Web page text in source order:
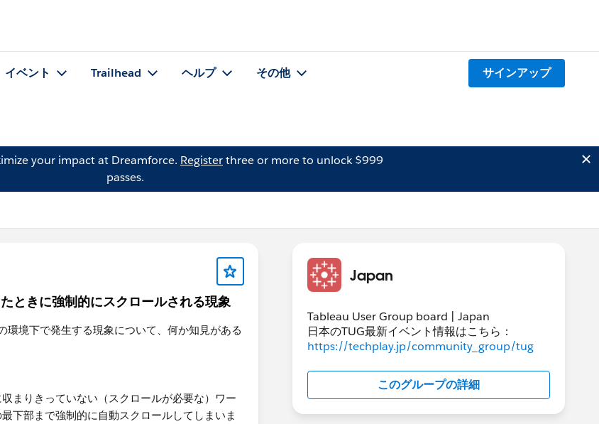
イベント Trailhead ヘルプ その他 サインアップ
your impact at Dreamforce. Registerthree or more to unlock $999
passes.
ときに強制的にスクロールされる現象
境下で発生する現象について、何か知見がある
まりきっていない（スクロールが必要な）ワー
下部まで強制的に自動スクロールしてしまいま
Japan
Tableau User Group board | Japan
日本のTUG最新イベント情報はこちら：
https://techplay.jp/community_group/tug
このグループの詳細